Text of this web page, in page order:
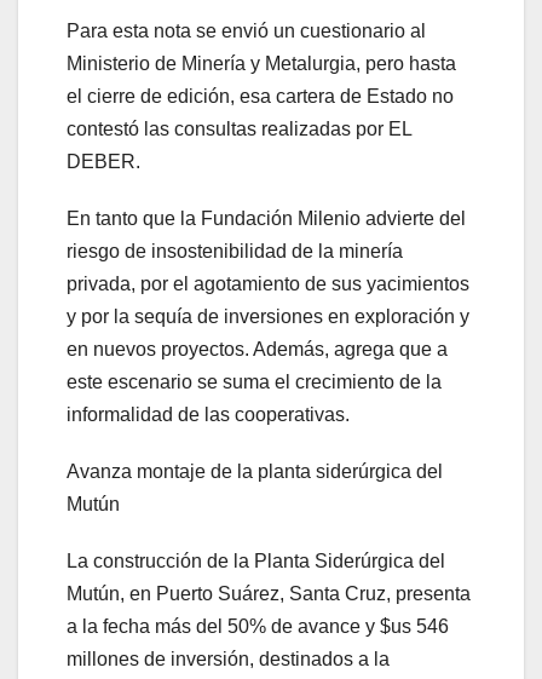
Para esta nota se envió un cuestionario al
Ministerio de Minería y Metalurgia, pero hasta
el cierre de edición, esa cartera de Estado no
contestó las consultas realizadas por EL
DEBER.
En tanto que la Fundación Milenio advierte del
riesgo de insostenibilidad de la minería
privada, por el agotamiento de sus yacimientos
y por la sequía de inversiones en exploración y
en nuevos proyectos. Además, agrega que a
este escenario se suma el crecimiento de la
informalidad de las cooperativas.
Avanza montaje de la planta siderúrgica del
Mutún
La construcción de la Planta Siderúrgica del
Mutún, en Puerto Suárez, Santa Cruz, presenta
a la fecha más del 50% de avance y $us 546
millones de inversión, destinados a la